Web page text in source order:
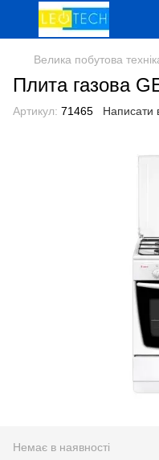
Велика побутова
Плита газова
Артикул: 71465 Написати
Немає в наявності